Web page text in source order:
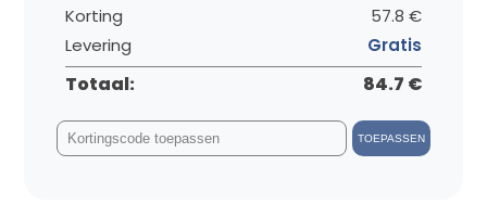
Korting
57.8 €
Levering
Gratis
Totaal: 84.7 €
TOEPASSEN